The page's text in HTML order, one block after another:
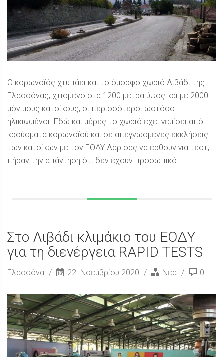
Ο κορωνοϊός χτυπάει και το όμορφο χωριό Λιβάδι της
Ελασσόνας, χτισμένο στα 1200 μέτρα ύψος και με 2000
μόνιμους κατοίκους, οι περισσότεροι ωστόσο
ηλικιωμένοι. Εδώ και μέρες το χωριό έχει γεμίσει από
κρούσματα κορωνοϊού και σε απεγνωσμένες εκκλήσεις
των κατοίκων με τον ΕΟΔΥ Λάρισας να έρθουν για τεστ,
πήραν την απάντηση ότι δεν έχουν προσωπικό. ...
Στο Λιβάδι κλιμάκιο του ΕΟΔΥ
για τη διενέργεια RAPID TESTS
Ελασσόνα 22. Νοεμβρίου 2020 Νέα 0